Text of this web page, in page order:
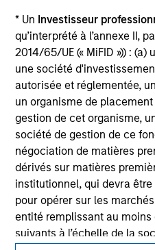
* Un Investisseur
qu’interprété à l’annexe II,
2014/65/UE (« MiFID »)) :
une société
autorisée et réglementée,
un organisme de
gestion de cet organisme,
société de gestion de ce
négociation de matières
dérivés sur matières
institutionnel, qui devra être
pour opérer sur les
entité remplissant au
suivants à l’échelle de la
securities, insurance or
All investing involves risks,
Please refer to the
information on the
considerations.